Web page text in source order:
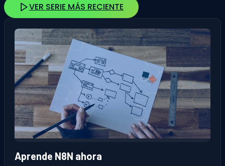
VER SERIE MÁS RECIENTE
Aprende N8N ahora